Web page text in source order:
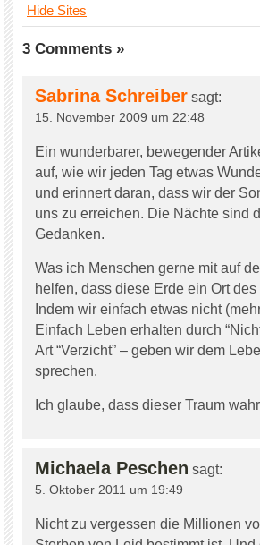
Hide Sites
3 Comments »
Sabrina Schreiber sagt:
15. November 2009 um 22:48
Ein wunderbarer, bewegender
auf, wie wir jeden Tag etwas
und erinnert daran, dass wir der
uns zu erreichen. Die Nächte sind
Gedanken.
Was ich Menschen gerne mit auf
helfen, dass diese Erde ein Ort
Indem wir einfach etwas nicht
Einfach Leben erhalten durch
Art “Verzicht” – geben wir dem
sprechen.
Ich glaube, dass dieser Traum
Michaela Peschen sagt:
5. Oktober 2011 um 19:49
Nicht zu vergessen die Millionen